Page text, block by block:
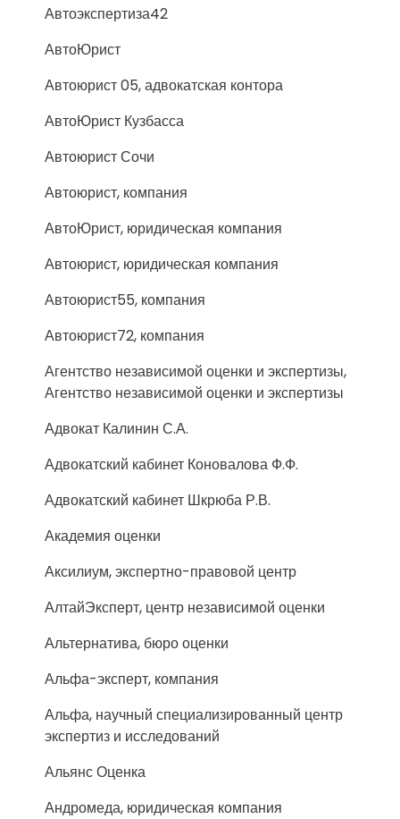
Автоэкспертиза42
АвтоЮрист
Автоюрист 05, адвокатская контора
АвтоЮрист Кузбасса
Автоюрист Сочи
Автоюрист, компания
АвтоЮрист, юридическая компания
Автоюрист, юридическая компания
Автоюрист55, компания
Автоюрист72, компания
Агентство независимой оценки и экспертизы,
Агентство независимой оценки и экспертизы
Адвокат Калинин С.А.
Адвокатский кабинет Коновалова Ф.Ф.
Адвокатский кабинет Шкрюба Р.В.
Академия оценки
Аксилиум, экспертно-правовой центр
АлтайЭксперт, центр независимой оценки
Альтернатива, бюро оценки
Альфа-эксперт, компания
Альфа, научный специализированный центр
экспертиз и исследований
Альянс Оценка
Андромеда, юридическая компания